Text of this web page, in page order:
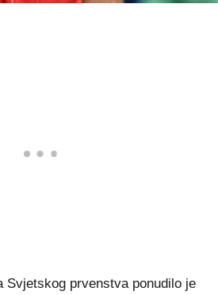
Svjetskog prvenstva ponudilo je